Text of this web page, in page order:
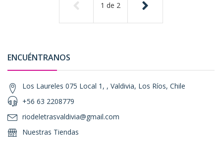
1 de 2
ENCUÉNTRANOS
Los Laureles 075 Local 1, , Valdivia, Los Ríos, Chile
+56 63 2208779
riodeletrasvaldivia@gmail.com
Nuestras Tiendas